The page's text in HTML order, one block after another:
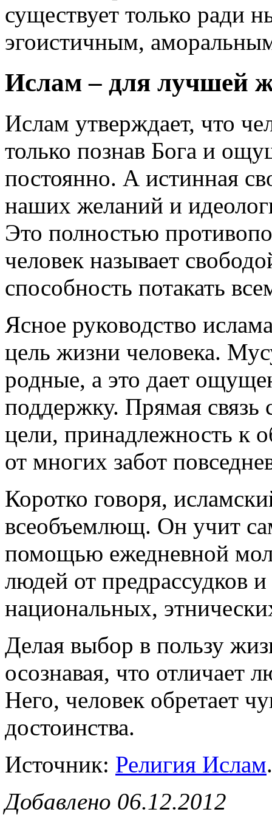
существует только ради
эгоистичным,
Ислам – для лучшей
Ислам утверждает, что
только познав Бога и
постоянно. А истинная
наших желаний и
Это полностью
человек называет
способность потакать
Ясное руководство
цель жизни человека.
родные, а это дает
поддержку. Прямая
цели, принадлежность к
от многих забот
Коротко говоря,
всеобъемлющ. Он учит
помощью ежедневной
людей от предрассудков
национальных,
Делая выбор в пользу
осознавая, что отличает
Него, человек обретает
достоинства.
Источник: Религия Ислам.
Добавлено 06.12.2012